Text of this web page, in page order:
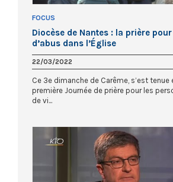
FOCUS
Diocèse de Nantes : la prière
d’abus dans l’Église
22/03/2022
Ce 3e dimanche de Carême, s’est tenue
première Journée de prière pour les
de vi...